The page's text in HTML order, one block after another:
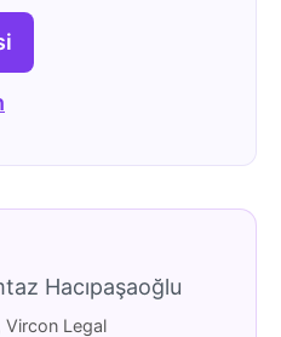
Hacıpaşaoğlu
Vircon Legal